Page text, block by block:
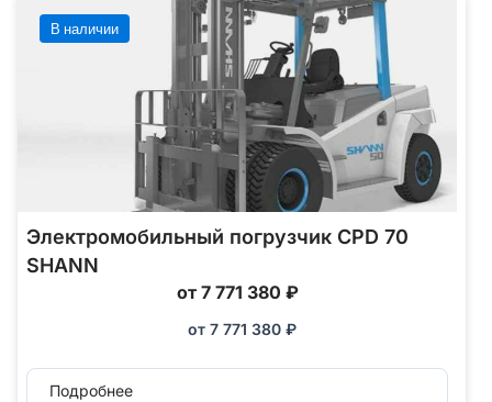
В наличии
Электромобильный погрузчик CPD 70
SHANN
от 7 771 380 ₽
от 7 771 380 ₽
Подробнее